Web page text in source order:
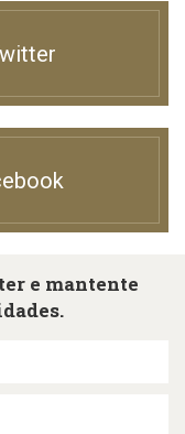
e mantente